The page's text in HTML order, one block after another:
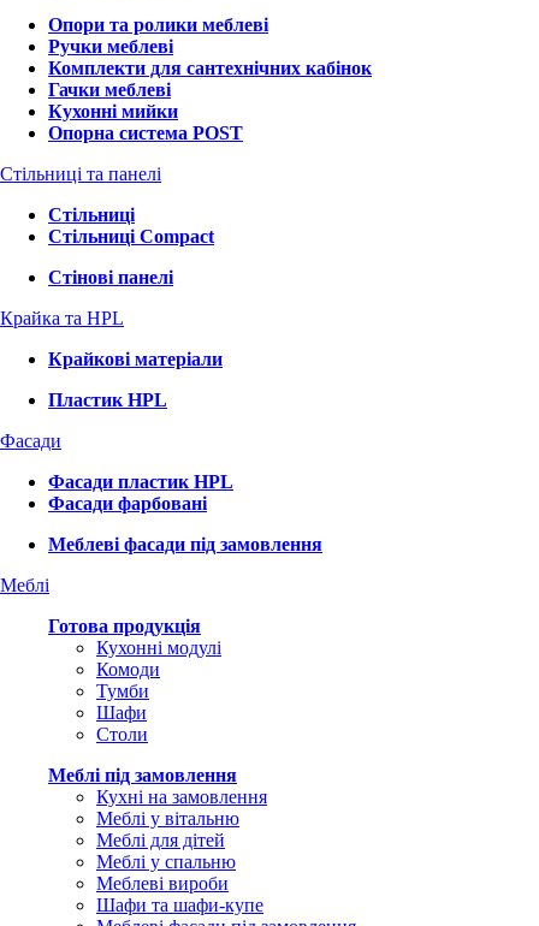
Опори та ролики меблеві
Ручки меблеві
Комплекти для сантехнічних кабінок
Гачки меблеві
Кухонні мийки
Опорна система POST
Стільниці та панелі
Стільниці
Стільниці Compact
Стінові панелі
Крайка та HPL
Крайкові матеріали
Пластик HPL
Фасади
Фасади пластик HPL
Фасади фарбовані
Меблеві фасади під замовлення
Меблі
Готова продукція
Кухонні модулі
Комоди
Тумби
Шафи
Столи
Меблі під замовлення
Кухні на замовлення
Меблі у вітальню
Меблі для дітей
Меблі у спальню
Меблеві вироби
Шафи та шафи-купе